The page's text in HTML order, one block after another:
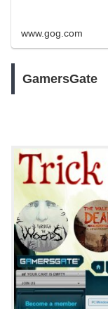
www.gog.com
GamersGate